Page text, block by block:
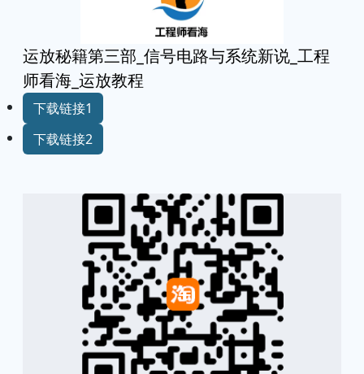
运放秘籍第三部_信号电路与系统新说_工程
师看海_运放教程
下载链接1
下载链接2